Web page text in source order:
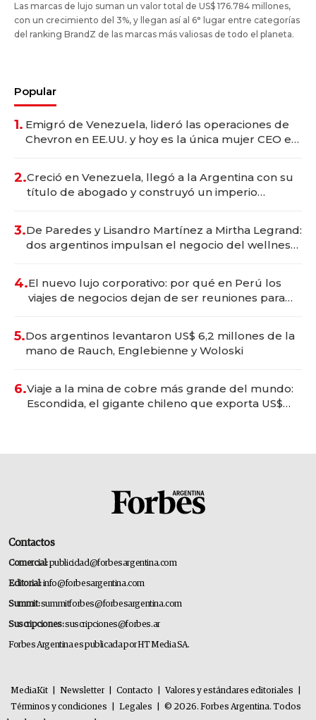
Las marcas de lujo suman un valor total de US$ 176.784 millones,
con un crecimiento del 3%, y llegan así al 6° lugar entre categorías
del ranking BrandZ de las marcas más valiosas de todo el planeta.
Popular
1. Emigró de Venezuela, lideró las operaciones de
Chevron en EE.UU. y hoy es la única mujer CEO en
2.Creció en Venezuela, llegó a la Argentina con su
título de abogado y construyó un imperio
3.De Paredes y Lisandro Martínez a Mirtha Legrand:
dos argentinos impulsan el negocio del wellness
4.El nuevo lujo corporativo: por qué en Perú los
viajes de negocios dejan de ser reuniones para
5.Dos argentinos levantaron US$ 6,2 millones de la
mano de Rauch, Englebienne y Woloski
6.Viaje a la mina de cobre más grande del mundo:
Escondida, el gigante chileno que exporta US$
Contactos
Comercial:publicidad@forbesargentina.com
Editorial:info@forbesargentina.com
Summit:summitforbes@forbesargentina.com
Suscripciones:suscripciones@forbes.ar
Forbes Argentina es publicada por HT Media SA.
MediaKit Newsletter Contacto Valores y estándares editoriales
Términos y condiciones
Legales
© 2026. Forbes Argentina. Todos